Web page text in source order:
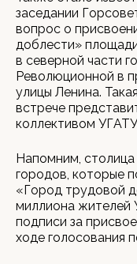
заседании
вопрос о
доблести»
в северной части
Революционной в
улицы Ленина.
встрече
коллективом
Напомним,
городов, которые
«Город трудовой
миллиона жителей
подписи за
ходе голосования